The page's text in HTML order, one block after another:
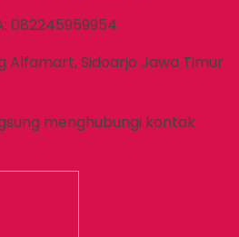
082245959954
Alfamart, Sidoarjo Jawa Timur
menghubungi kontak